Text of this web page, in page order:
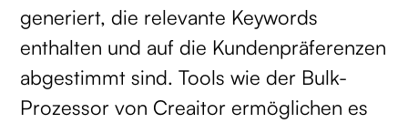
generiert, die relevante Keywords
enthalten und auf die Kundenpräferenzen
abgestimmt sind. Tools wie der Bulk-
Prozessor von Creaitor ermöglichen es